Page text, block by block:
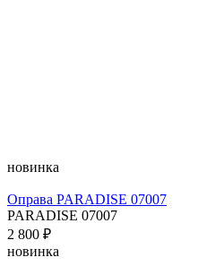
новинка
Оправа PARADISE 07007
PARADISE 07007
2 800 ₽
новинка